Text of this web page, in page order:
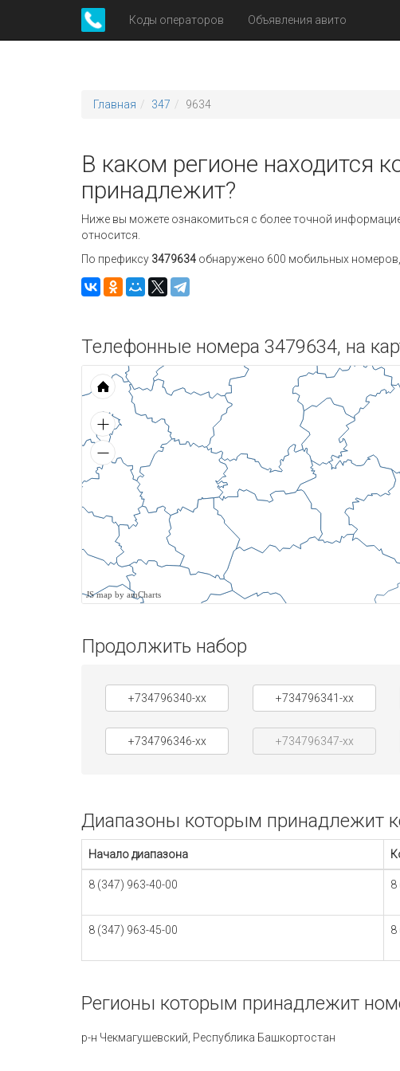
Коды операторов Объявления авито
Главная 347 9634
В каком регионе находится
принадлежит?
Ниже вы можете ознакомиться с более точной
относится.
По префиксу 3479634 обнаружено 600 мобильных номеров,
Телефонные номера 3479634, на
JS map by amCharts
Продолжить набор
+734796340-xx +734796341-xx
+734796346-xx +734796347-xx
Диапазоны которым принадлежит
Начало диапазона
8 (347) 963-40-00 8
8 (347) 963-45-00 8
Регионы которым принадлежит
р-н Чекмагушевский, Республика Башкортостан